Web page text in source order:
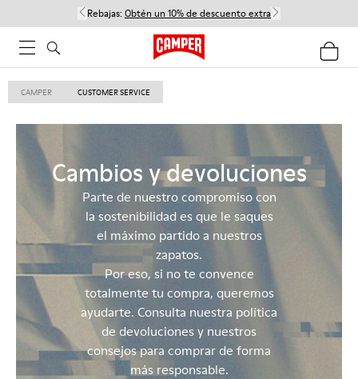
Rebajas: Obtén un 10% de descuento extra
CAMPER CUSTOMER SERVICE
Cambios y devoluciones
Parte de nuestro compromiso con
la sostenibilidad es que le saques
el máximo partido a nuestros
zapatos.
Por eso, si no te convence
totalmente tu compra, queremos
ayudarte. Consulta nuestra política
de devoluciones y nuestros
consejos para comprar de forma
más responsable.